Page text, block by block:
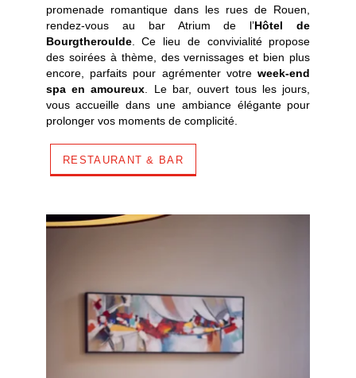
promenade romantique dans les rues de Rouen,
rendez-vous au bar Atrium de l’Hôtel de
Bourgtheroulde. Ce lieu de convivialité propose
des soirées à thème, des vernissages et bien plus
encore, parfaits pour agrémenter votreweek-end
spa en amoureux . Le bar, ouvert tous les jours,
vous accueille dans une ambiance élégante pour
prolonger vos moments de complicité.
RESTAURANT & BAR
RESTAURANT
SÉMINAIRES
ACTUALITÉS
PRESSE
PHOTOS
CONTACT
+33 2 35 14 50 50